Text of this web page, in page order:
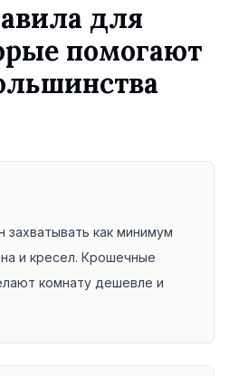
для
помогают
как минимум
и кресел. Крошечные
комнату дешевле и